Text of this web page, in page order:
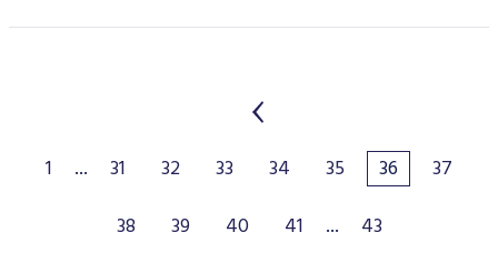
1 ... 31 32 33 34 35 36
37
38
39 40 41 ... 43